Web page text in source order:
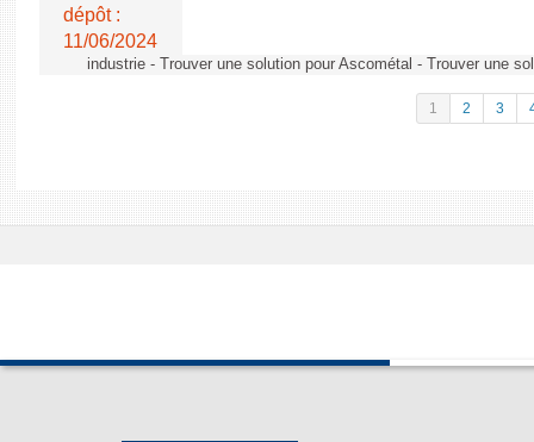
dépôt :
11/06/2024
industrie - Trouver une solution pour Ascométal - Trouver une
1 2 3